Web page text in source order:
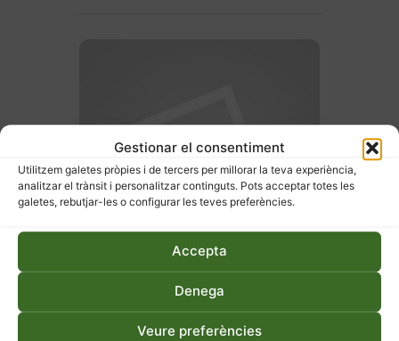
Gestionar el consentiment
Utilitzem galetes pròpies i de tercers per millorar la teva experiència,
analitzar el trànsit i personalitzar continguts. Pots acceptar totes les
galetes, rebutjar-les o configurar les teves preferències.
Accepta
Denega
Veure preferències
27 d'abril de 2026
Hort ecològic a terra o en